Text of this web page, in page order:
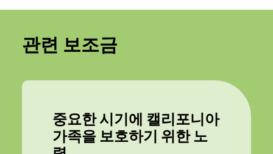
관련 보조금
중요한 시기에 캘리포니아
가족을 보호하기 위한 노